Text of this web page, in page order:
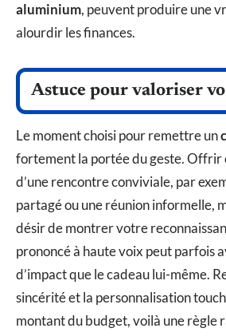
aluminium, peuvent produire une
alourdir les finances.
Astuce pour valoriser
Le moment choisi pour remettre un
fortement la portée du geste. Offrir
d’une rencontre conviviale, par
partagé ou une réunion informelle,
désir de montrer votre
prononcé à haute voix peut parfois
d’impact que le cadeau lui-même.
sincérité et la personnalisation
montant du budget, voilà une règle